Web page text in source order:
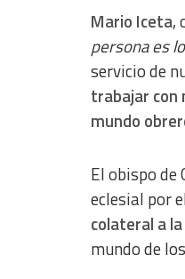
Mario Iceta,
persona es
servicio de
trabajar con
mundo
El obispo de
eclesial por
colateral a
mundo de